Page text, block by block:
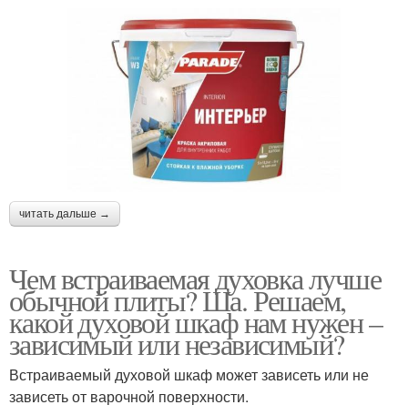
читать дальше →
Чем встраиваемая духовка лучше
обычной плиты? Ша. Решаем,
какой духовой шкаф нам нужен –
зависимый или независимый?
Встраиваемый духовой шкаф может зависеть или не
зависеть от варочной поверхности.